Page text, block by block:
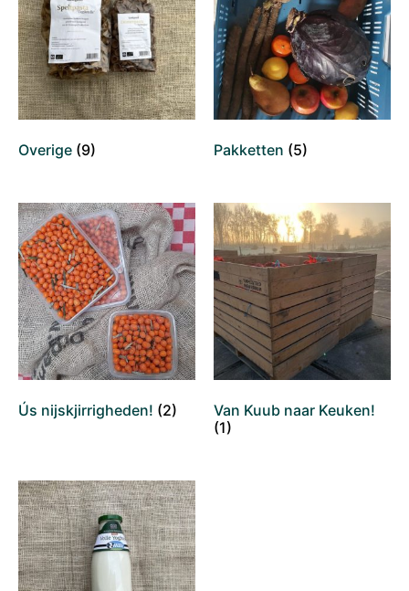
Overige (9) Pakketten (5)
Ús nijskjirrigheden! (2)
Van Kuub naar Keuken!
(1)